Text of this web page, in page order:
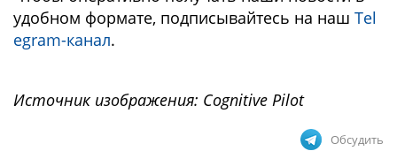
удобном формате, подписывайтесь на наш Tel
egram-канал.
Источник изображения: Cognitive Pilot
Обсудить